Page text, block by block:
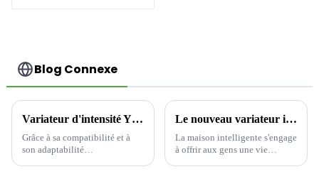
Blog Connexe
Variateur d'intensité YDM001 : à la pointe de la nouvelle tendance de la rime lumineuse intelligente
Grâce à sa compatibilité et à
son adaptabilité
Le nouveau variateur intelligent YSDM101 : une révolution dans le contrôle de l'éclairage domestique intelligent
La maison intelligente s'engage
à offrir aux gens une vie